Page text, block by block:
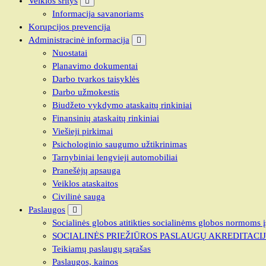
Informacija savanoriams
Korupcijos prevencija
Administracinė informacija
Nuostatai
Planavimo dokumentai
Darbo tvarkos taisyklės
Darbo užmokestis
Biudžeto vykdymo ataskaitų rinkiniai
Finansinių ataskaitų rinkiniai
Viešieji pirkimai
Psichologinio saugumo užtikrinimas
Tarnybiniai lengvieji automobiliai
Pranešėjų apsauga
Veiklos ataskaitos
Civilinė sauga
Paslaugos
Socialinės globos atitikties socialinėms globos normoms
SOCIALINĖS PRIEŽIŪROS PASLAUGŲ
Teikiamų paslaugų sąrašas
Paslaugos, kainos